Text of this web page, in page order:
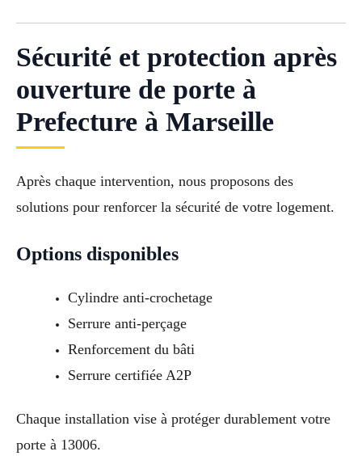
Sécurité et protection après
ouverture de porte à
Prefecture à Marseille
Après chaque intervention, nous proposons des
solutions pour renforcer la sécurité de votre logement.
Options disponibles
Cylindre anti-crochetage
Serrure anti-perçage
Renforcement du bâti
Serrure certifiée A2P
Chaque installation vise à protéger durablement votre
porte à 13006.